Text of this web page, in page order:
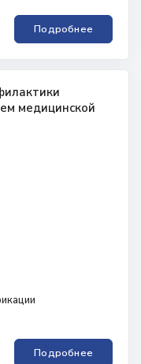
Подробнее
медицинской
Подробнее